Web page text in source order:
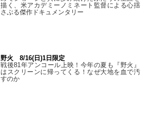
描く、米アカデミーノミネート監督による心揺
さぶる傑作ドキュメンタリー
野火 8/16(日)1日限定
戦後81年アンコール上映！今年の夏も『野火』
はスクリーンに帰ってくる！なぜ大地を血で汚
すのか